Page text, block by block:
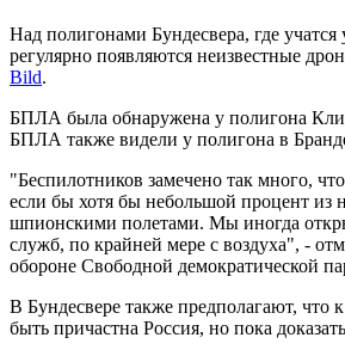
Над полигонами Бундесвера, где
регулярно появляются неизвестные
Bild.
БПЛА была обнаружена у полигона
БПЛА также видели у полигона в
"Беспилотников замечено так много,
если бы хотя бы небольшой процент из
шпионскими полетами. Мы иногда
служб, по крайней мере с воздуха", -
обороне Свободной демократической
В Бундесвере также предполагают,
быть причастна Россия, но пока